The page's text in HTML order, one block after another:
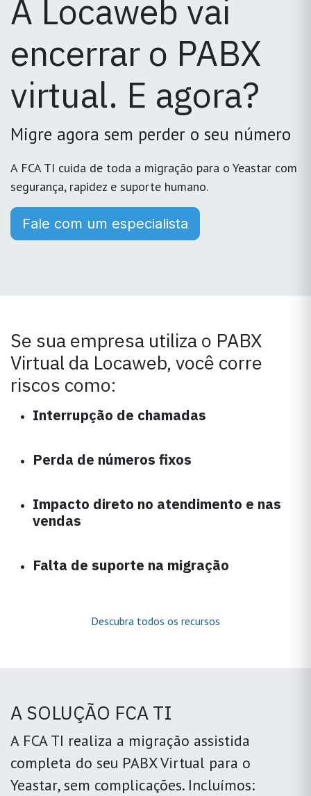
A Locaweb vai
encerrar o PABX
virtual. E agora?
Migre agora sem perder o seu número
A FCA TI cuida de toda a migração para o Yeastar com
segurança, rapidez e suporte humano.
Fale com um especialista
Se sua empresa utiliza o PABX
Virtual da Locaweb, você corre
riscos como:
Interrupção de chamadas
Perda de números fixos
Impacto direto no atendimento e nas
vendas
Falta de suporte na migração​
Descubra todos os recursos
A SOLUÇÃO FCA TI
A FCA TI realiza a migração assistida
completa do seu PABX Virtual para o
Yeastar, sem complicações. Incluímos: